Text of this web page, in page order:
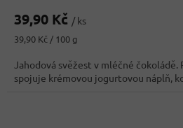
produktu
4,8
z
hvězdiček.
39,90 Kč / ks
Měrná
39,90 Kč / 100 g
Jahodová svěžest v mléčné
spojuje krémovou jogurtovou náplň,